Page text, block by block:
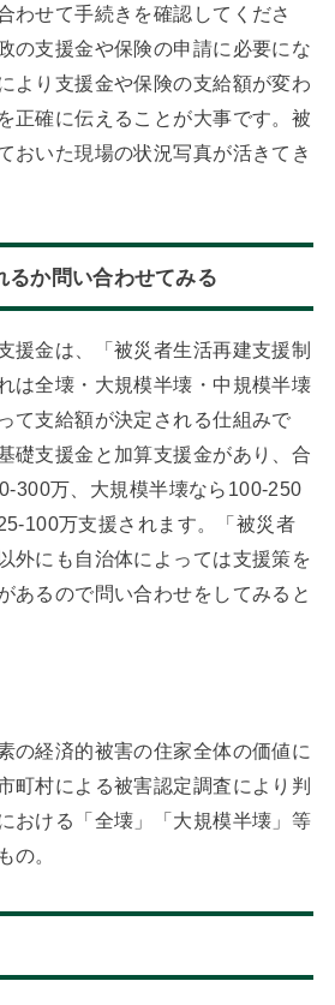
わせて手続きを確認してくださ
の支援金や保険の申請に必要にな
より支援金や保険の支給額が変わ
正確に伝えることが大事です。被
おいた現場の状況写真が活きてき
か問い合わせてみる
援金は、「被災者生活再建支援制
は全壊・大規模半壊・中規模半壊
て支給額が決定される仕組みで
礎支援金と加算支援金があり、合
300万、大規模半壊なら100-250
100万支援されます。「被災者
外にも自治体によっては支援策を
あるので問い合わせをしてみると
の経済的被害の住家全体の価値に
町村による被害認定調査により判
おける「全壊」「大規模半壊」等
の。